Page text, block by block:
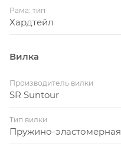
Рама: тип
Хардтейл
Вилка
Производитель вилки
SR Suntour
Тип вилки
Пружино-эластомерная